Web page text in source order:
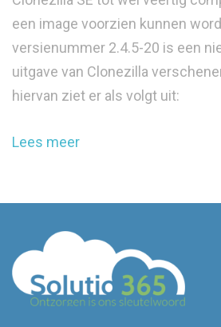
een image voorzien kunnen
versienummer 2.4.5-20 is een
uitgave van Clonezilla
hiervan ziet er als volgt uit:
Lees meer